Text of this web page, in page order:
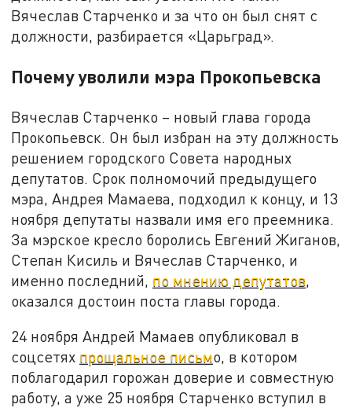
Вячеслав Старченко и за что он был снят с
должности, разбирается «Царьград».
Почему уволили мэра Прокопьевска
Вячеслав Старченко – новый глава города
Прокопьевск. Он был избран на эту должность
решением городского Совета народных
депутатов. Срок полномочий предыдущего
мэра, Андрея Мамаева, подходил к концу, и 13
ноября депутаты назвали имя его преемника.
За мэрское кресло боролись Евгений Жиганов,
Степан Кисиль и Вячеслав Старченко, и
именно последний, по мнению депутатов
оказался достоин поста главы города.
24 ноября Андрей Мамаев опубликовал в
соцсетях прощальное письмо, в котором
поблагодарил горожан доверие и совместную
работу, а уже 25 ноября Старченко вступил в